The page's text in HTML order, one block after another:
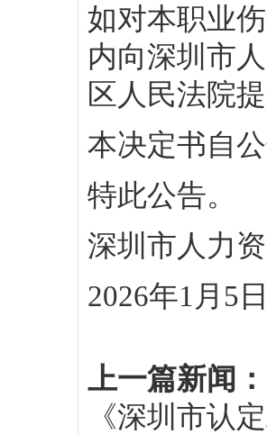
如对本职业
内向深圳市
区人民法院
本决定书自
特此公告。
深圳市人力
2026年1月5
上一篇新闻：
《深圳市认